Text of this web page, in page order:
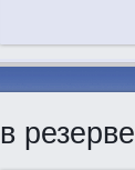
в резерве